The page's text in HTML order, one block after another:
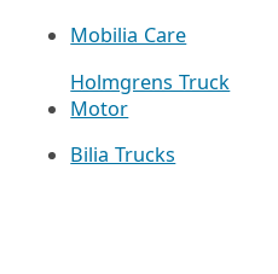
Mobilia Care
Holmgrens Truck
Motor
Bilia Trucks